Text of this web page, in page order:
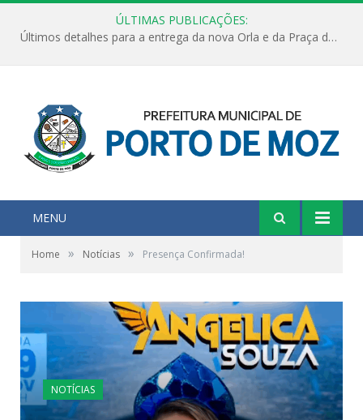
ÚLTIMAS PUBLICAÇÕES:
Últimos detalhes para a entrega da nova Orla e da Praça do Praião
MENU
Home » Notícias » Presença Confirmada!
NOTÍCIAS